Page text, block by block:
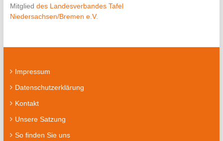
Mitglied des Landesverbandes Tafel
Niedersachsen/Bremen e.V.
Impressum
Datenschutzerklärung
Kontakt
Unsere Satzung
So finden Sie uns